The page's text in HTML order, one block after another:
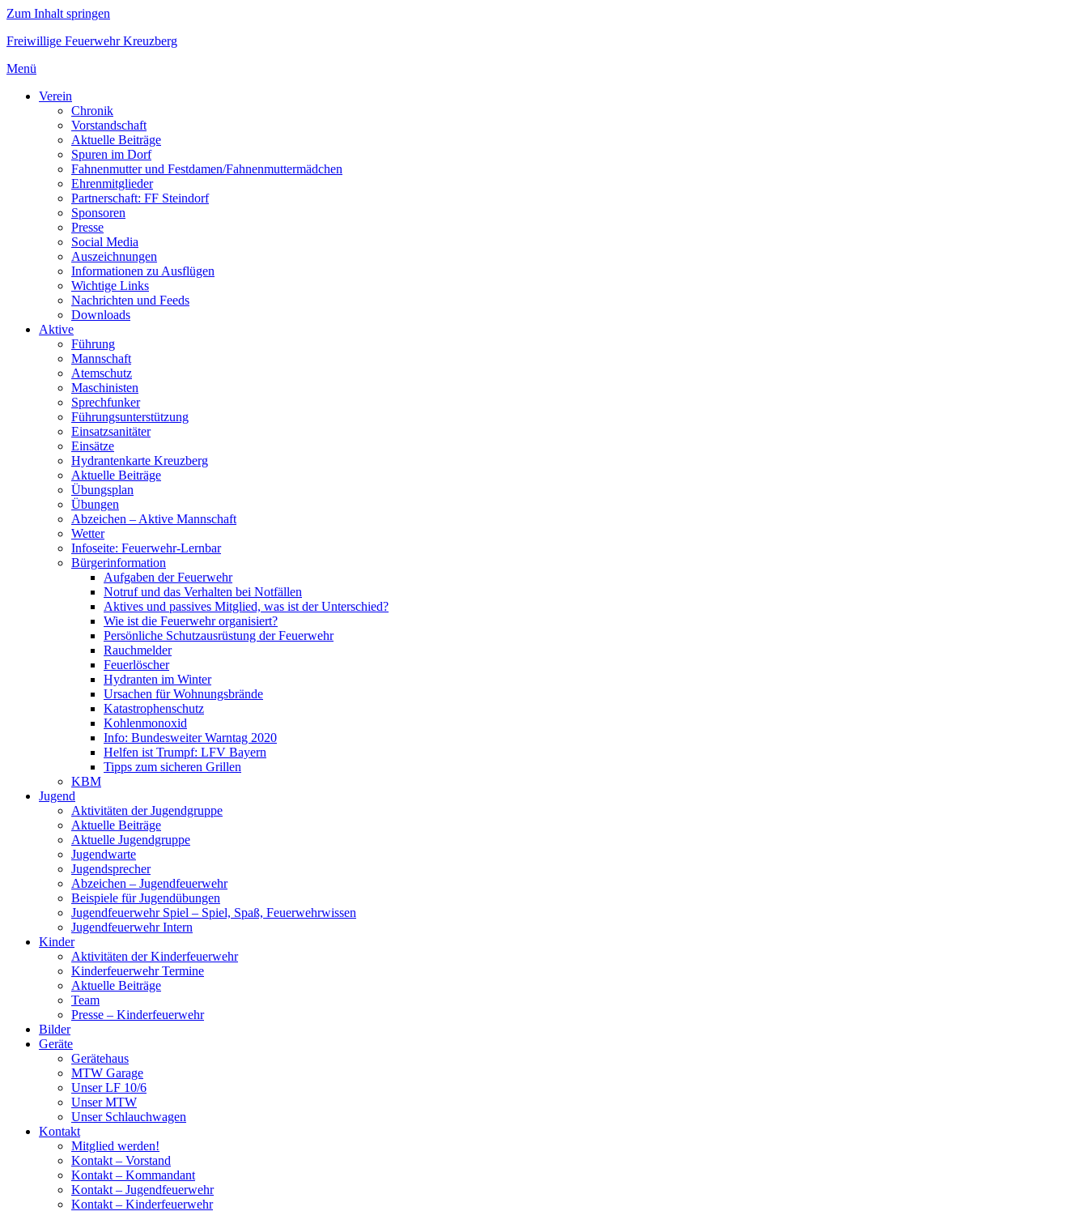
Zum Inhalt springen
Freiwillige Feuerwehr Kreuzberg
Menü
Verein
Chronik
Vorstandschaft
Aktuelle Beiträge
Spuren im Dorf
Fahnenmutter und Festdamen/Fahnenmuttermädchen
Ehrenmitglieder
Partnerschaft: FF Steindorf
Sponsoren
Presse
Social Media
Auszeichnungen
Informationen zu Ausflügen
Wichtige Links
Nachrichten und Feeds
Downloads
Aktive
Führung
Mannschaft
Atemschutz
Maschinisten
Sprechfunker
Führungsunterstützung
Einsatzsanitäter
Einsätze
Hydrantenkarte Kreuzberg
Aktuelle Beiträge
Übungsplan
Übungen
Abzeichen – Aktive Mannschaft
Wetter
Infoseite: Feuerwehr-Lernbar
Bürgerinformation
Aufgaben der Feuerwehr
Notruf und das Verhalten bei Notfällen
Aktives und passives Mitglied, was ist der Unterschied?
Wie ist die Feuerwehr organisiert?
Persönliche Schutzausrüstung der Feuerwehr
Rauchmelder
Feuerlöscher
Hydranten im Winter
Ursachen für Wohnungsbrände
Katastrophenschutz
Kohlenmonoxid
Info: Bundesweiter Warntag 2020
Helfen ist Trumpf: LFV Bayern
Tipps zum sicheren Grillen
KBM
Jugend
Aktivitäten der Jugendgruppe
Aktuelle Beiträge
Aktuelle Jugendgruppe
Jugendwarte
Jugendsprecher
Abzeichen – Jugendfeuerwehr
Beispiele für Jugendübungen
Jugendfeuerwehr Spiel – Spiel, Spaß, Feuerwehrwissen
Jugendfeuerwehr Intern
Kinder
Aktivitäten der Kinderfeuerwehr
Kinderfeuerwehr Termine
Aktuelle Beiträge
Team
Presse – Kinderfeuerwehr
Bilder
Geräte
Gerätehaus
MTW Garage
Unser LF 10/6
Unser MTW
Unser Schlauchwagen
Kontakt
Mitglied werden!
Kontakt – Vorstand
Kontakt – Kommandant
Kontakt – Jugendfeuerwehr
Kontakt – Kinderfeuerwehr